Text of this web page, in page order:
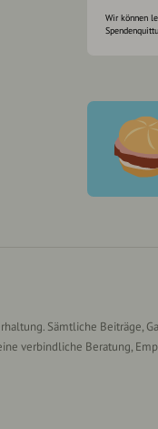
Wir können
Sämtliche Beiträge,
verbindliche Beratung,